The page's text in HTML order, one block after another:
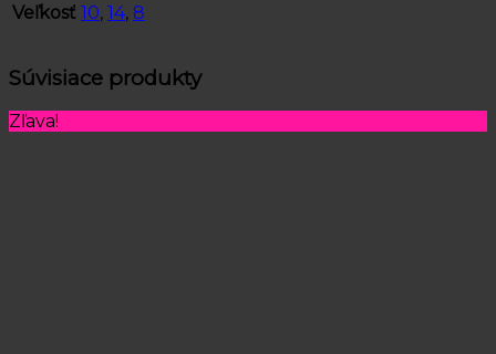
Veľkosť 10, 14, 8
Súvisiace produkty
Zľava!